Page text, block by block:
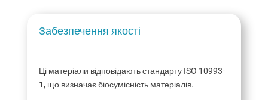
Забезпечення якості
Ці матеріали відповідають стандарту ISO 10993-
1, що визначає біосумісність матеріалів.